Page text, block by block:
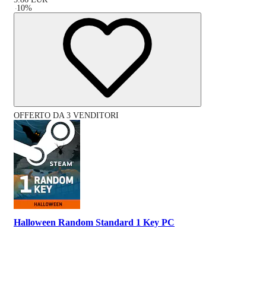
-10%
OFFERTO DA 3 VENDITORI
Halloween Random Standard 1 Key PC